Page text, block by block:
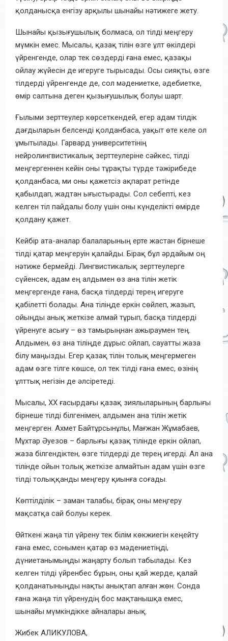
қолданысқа енгізу арқылы шынайы нәтижеге жету.
Шынайы қызығушылық болмаса, ол тілді меңгеру
мүмкін емес. Мысалы, қазақ тілін өзге ұлт өкілдері
үйренгенде, олар тек сөздерді ғана емес, қазақы
ойлау жүйесін де игеруге тырысады. Осы сияқты, өзге
тілдерді үйренгенде де, сол мәдениетке, әдебиетке,
өмір салтына деген қызығушылық болуы шарт.
Ғылыми зерттеулер көрсеткендей, егер адам тілдік
дағдыларын белсенді қолданбаса, уақыт өте келе ол
ұмытылады. Гарвард университетінің
нейролингвистикалық зерттеулеріне сәйкес, тілді
меңгергеннен кейін оны тұрақты түрде тәжірибеде
қолданбаса, ми оны қажетсіз ақпарат ретінде
қабылдап, жадтан ығыстырады. Сол себепті, кез
келген тіл пайдалы болу үшін оны күнделікті өмірде
қолдану қажет.
Кейбір ата-аналар балаларының ерте жастан бірнеше
тілді қатар меңгеруін қалайды. Бірақ бұл әрдайым оң
нәтиже бермейді. Лингвистикалық зерттеулерге
сүйенсек, адам ең алдымен өз ана тілін жетік
меңгергенде ғана, басқа тілдерді терең игеруге
қабілетті болады. Ана тіліңде еркін сөйлеп, жазып,
ойыңды анық жеткізе алмай тұрып, басқа тілдерді
үйренуге асығу – өз тамырыңнан ажыраумен тең.
Алдымен, өз ана тіліңде дұрыс ойлап, сауатты жаза
білу маңызды. Егер қазақ тілін толық меңгермеген
адам өзге тілге көшсе, ол тек тілді ғана емес, өзінің
ұлттық негізін де әлсіретеді.
Мысалы, ХХ ғасырдағы қазақ зиялыларының барлығы
бірнеше тілді білгенімен, алдымен ана тілін жетік
меңгерген. Ахмет Байтұрсынұлы, Мағжан Жұмабаев,
Мұхтар Әуезов – барлығы қазақ тілінде еркін ойлап,
жаза білгендіктен, өзге тілдерді де терең игерді. Ал ана
тілінде ойын толық жеткізе алмайтын адам үшін өзге
тілді толыққанды меңгеру қиынға соғады.
Көптілділік – заман талабы, бірақ оны меңгеру
мақсатқа сай болуы керек.
Өйткені жаңа тіл үйрену тек білім көкжиегін кеңейту
ғана емес, сонымен қатар өз мәдениетіңді,
дүниетанымыңды жаңарту болып табылады. Кез
келген тілді үйренбес бұрын, оны қай жерде, қалай
қолданатыныңды нақты анықтап алған жөн. Сонда
ғана жаңа тіл үйренудің бос мақтанышқа емес,
шынайы мүмкіндікке айналары анық.
Жибек АЛИКУЛОВА,